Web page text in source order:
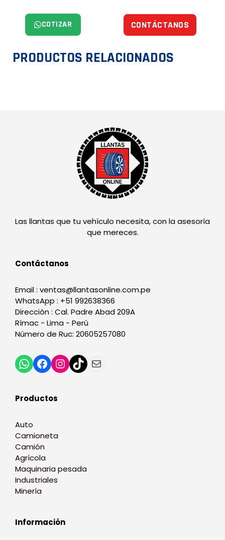
COTIZAR CONTÁCTANOS
PRODUCTOS RELACIONADOS
Las llantas que tu vehículo necesita, con la asesoría
que mereces.
Contáctanos
Email : ventas@llantasonline.com.pe
WhatsApp : +51 992638366
Dirección : Cal. Padre Abad 209A
Rímac - Lima - Perú
Número de Ruc: 20605257080
Productos
Auto
Camioneta
Camión
Agrícola
Maquinaria pesada
Industriales
Minería
Información